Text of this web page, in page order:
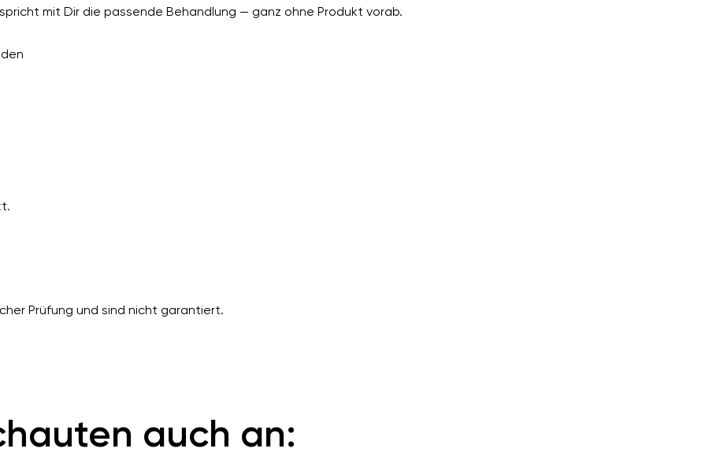
mit Dir die passende Behandlung — ganz ohne Produkt vorab.
Prüfung und sind nicht garantiert.
auch an: